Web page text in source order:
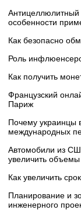
Антицеллюлитный
особенности
Как безопасно
Роль
Как получить
Французский
Париж
Почему украинцы
международных
Автомобили из
увеличить
Как увеличить
Планирование и
инженерного